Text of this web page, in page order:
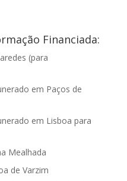
Financiada:
(para
em Paços de
em Lisboa para
Mealhada
de Varzim